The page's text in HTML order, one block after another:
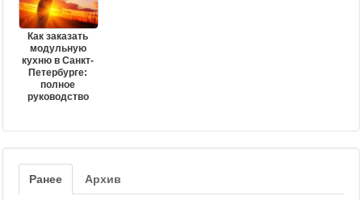
Как заказать
модульную
кухню в Санкт-
Петербурге:
полное
руководство
Ранее Архив